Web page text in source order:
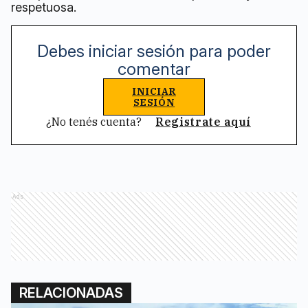
respetuosa.
Debes iniciar sesión para poder
comentar
INICIAR
SESIÓN
¿No tenés cuenta? Registrate aquí
Ads
RELACIONADAS